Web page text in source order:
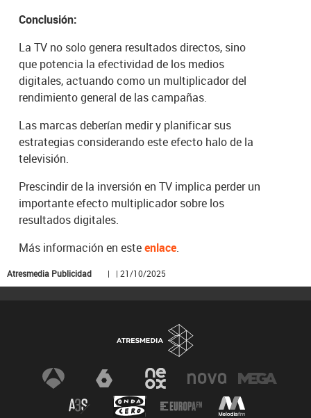
Conclusión:
La TV no solo genera resultados directos, sino
que potencia la efectividad de los medios
digitales, actuando como un multiplicador del
rendimiento general de las campañas.
Las marcas deberían medir y planificar sus
estrategias considerando este efecto halo de la
televisión.
Prescindir de la inversión en TV implica perder un
importante efecto multiplicador sobre los
resultados digitales.
Más información en esteenlace.
Atresmedia Publicidad | | 21/10/2025